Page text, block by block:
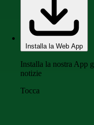
Installa la Web App
Installa la nostra App
notizie
Tocca